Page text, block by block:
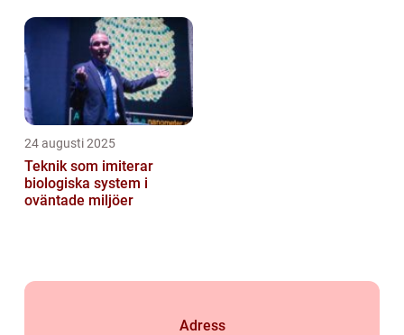
24 augusti 2025
Teknik som imiterar
biologiska system i
oväntade miljöer
Adress